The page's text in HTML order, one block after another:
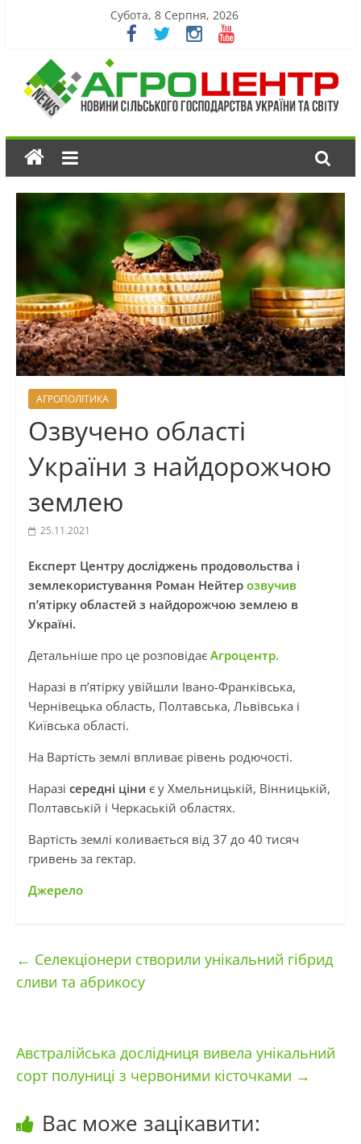
Субота, 8 Серпня, 2026
АГРОПОЛІТИКА
Озвучено області
України з найдорожчою
землею
25.11.2021
Експерт Центру досліджень продовольства і
землекористування Роман Нейтер озвучив
п’ятірку областей з найдорожчою землею в
Україні.
Детальніше про це розповідає Агроцентр.
Наразі в п’ятірку увійшли Івано-Франківська,
Чернівецька область, Полтавська, Львівська і
Київська області.
На Вартість землі впливає рівень родючості.
Наразі середні ціни є у Хмельницькій, Вінницькій,
Полтавській і Черкаській областях.
Вартість землі коливається від 37 до 40 тисяч
гривень за гектар.
Джерело
← Селекціонери створили унікальний гібрид
сливи та абрикосу
Австралійська дослідниця вивела унікальний
сорт полуниці з червоними кісточками →
Вас може зацікавити: